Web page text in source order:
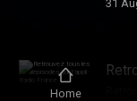
Home
Van
du
31